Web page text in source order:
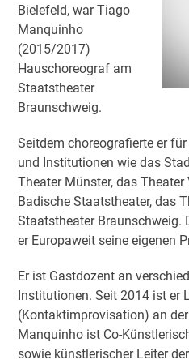
Bielefeld, war Tiago
Manquinho
(2015/2017)
Hauschoreograf am
Staatstheater
Braunschweig.
Seitdem choreografierte er
und Institutionen wie das
Theater Münster, das
Badische Staatstheater, das
Staatstheater Braunschweig.
er Europaweit seine eigenen
Er ist Gastdozent an
Institutionen.Seit 2014 ist er
(Kontaktimprovisation) an
Manquinho ist Co-
sowie künstlerischer Leiter